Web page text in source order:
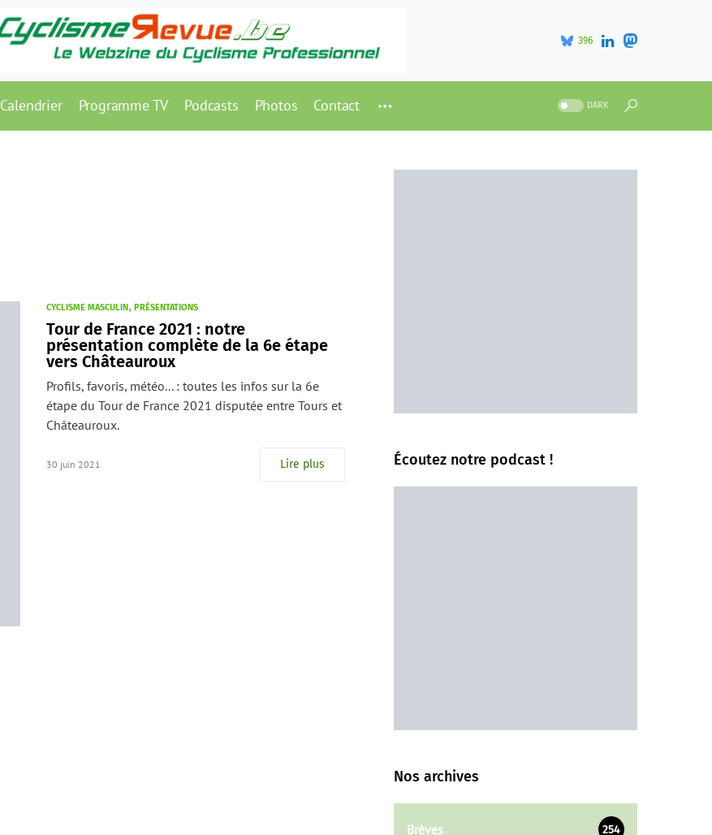
396
Calendrier Programme TV Podcasts Photos Contact DARK
CYCLISME MASCULIN PRÉSENTATIONS
Tour de France 2021 : notre
présentation complète de la 6e étape
vers Châteauroux
Profils, favoris, météo... : toutes les infos sur la 6e
étape du Tour de France 2021 disputée entre Tours et
Châteauroux.
30 juin 2021 Lire plus Écoutez notre podcast !
Nos archives
Brèves 254